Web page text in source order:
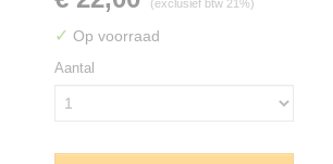
(exclusief btw 21%)
✓ Op voorraad
Aantal